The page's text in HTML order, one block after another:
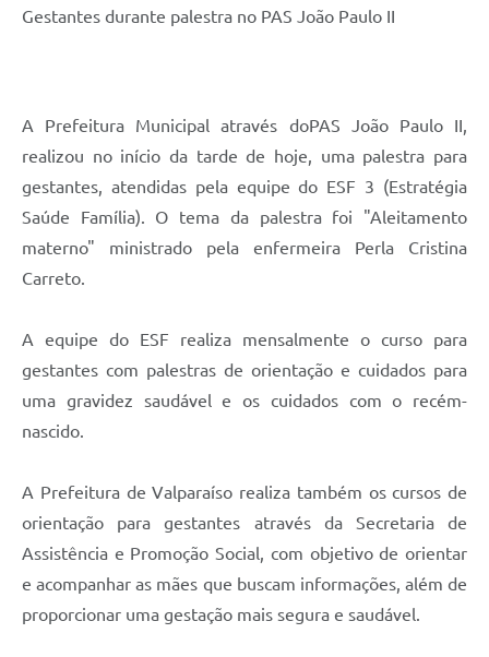
Audiências Públicas
Arquivos para Download
Carta de Serviços
Galeria de Vídeos
Projetos
Contas Públicas
Serviços Online
Jornal
Agenda
Gestantes durante palestra no PAS João Paulo II
A Prefeitura Municipal através doPAS João Paulo II,
realizou no início da tarde de hoje, uma palestra para
gestantes, atendidas pela equipe do ESF 3 (Estratégia
Saúde Família). O tema da palestra foi "Aleitamento
materno" ministrado pela enfermeira Perla Cristina
Carreto.
A equipe do ESF realiza mensalmente o curso para
gestantes com palestras de orientação e cuidados para
uma gravidez saudável e os cuidados com o recém-
nascido.
A Prefeitura de Valparaíso realiza também os cursos de
orientação para gestantes através da Secretaria de
Assistência e Promoção Social, com objetivo de orientar
e acompanhar as mães que buscam informações, além de
proporcionar uma gestação mais segura e saudável.